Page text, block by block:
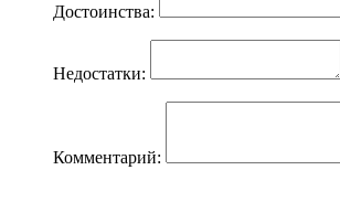
Достоинства:
Недостатки:
Комментарий: